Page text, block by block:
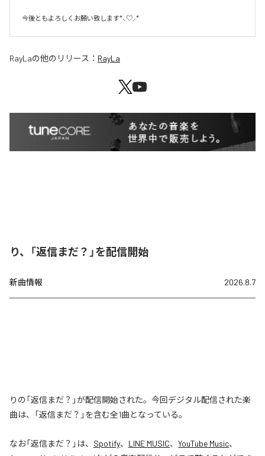
今後ともよろしくお願い致します*⸜♡⸝*
RayLaの他のリリース： RayLa
り、「返信まだ？」を配信開始
新曲情報 2026.8.7
りの「返信まだ？」が配信開始された。今回デジタル配信された楽
曲は、「返信まだ？」を含む全1曲となっている。
なお「返信まだ？ 」は、 Spotify、 LINE MUSIC、 YouTube Music、